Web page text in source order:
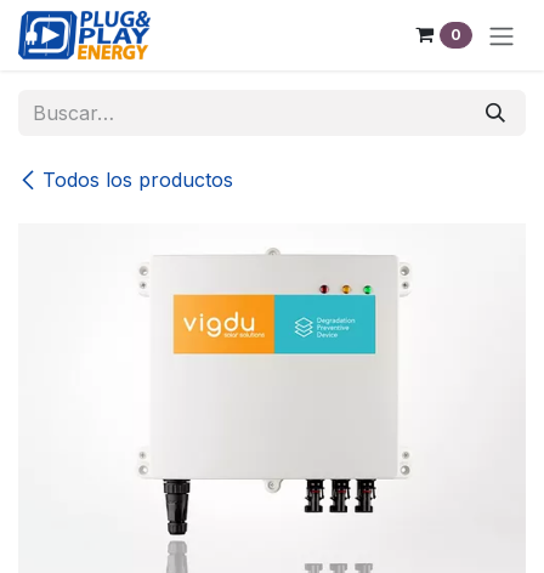
Ir al contenido
0
Todos los productos